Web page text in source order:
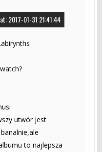
2017-01-31 21:41:44
utwór jest
to najlepsza